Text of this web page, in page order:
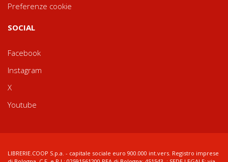
Preferenze cookie
SOCIAL
Facebook
Instagram
X
Youtube
LIBRERIE.COOP S.p.a. - capitale sociale euro 900.000 int.vers. Registro imprese